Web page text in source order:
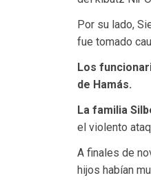
Por su lado,
fue tomado
Los
de Hamás.
La familia
el violento
A finales de
hijos habían